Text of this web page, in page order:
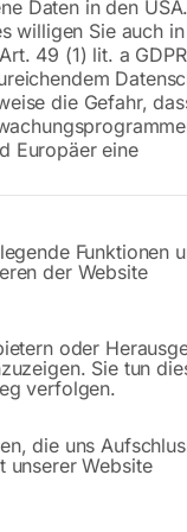
Tage
Die Versandkosten
In den
haben
Gerne
Daten in den
willigen Sie auch
49 (1) lit. a
die Gefahr,
Europäer eine
erteilt
Funktionen
der Website
oder
Sie tun
verfolgen.
die uns
unserer Website